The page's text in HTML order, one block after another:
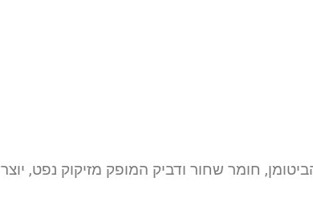
חומר שחור ודביק המופק מזיקוק נפט, יוצר